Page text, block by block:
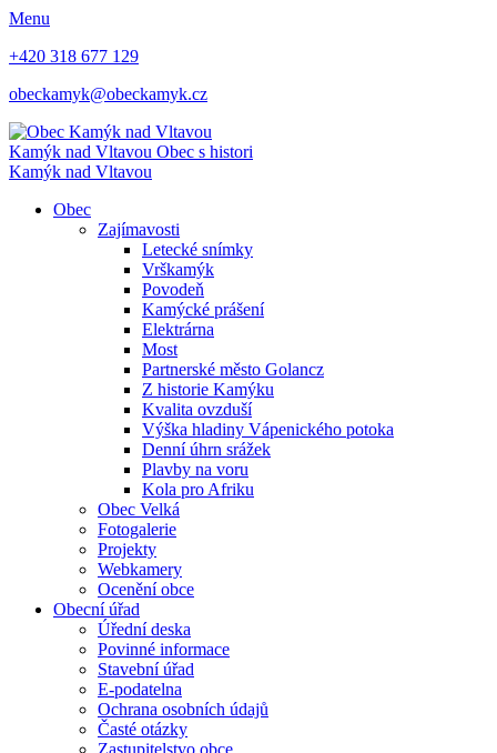
Menu
+420 318 677 129
obeckamyk@obeckamyk.cz
Kamýk nad Vltavou Obec s histori
Kamýk nad Vltavou
Obec
Zajímavosti
Letecké snímky
Vrškamýk
Povodeň
Kamýcké prášení
Elektrárna
Most
Partnerské město Golancz
Z historie Kamýku
Kvalita ovzduší
Výška hladiny Vápenického potoka
Denní úhrn srážek
Plavby na voru
Kola pro Afriku
Obec Velká
Fotogalerie
Projekty
Webkamery
Ocenění obce
Obecní úřad
Úřední deska
Povinné informace
Stavební úřad
E-podatelna
Ochrana osobních údajů
Časté otázky
Zastupitelstvo obce